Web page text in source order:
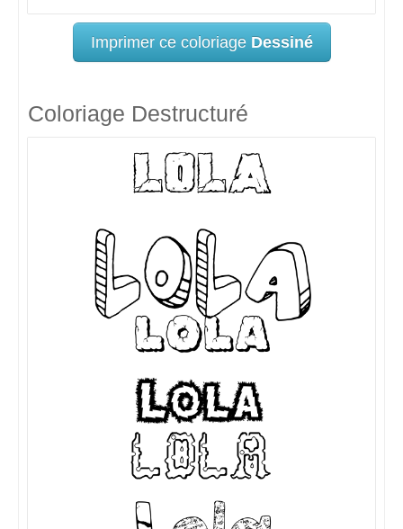
Imprimer ce coloriage Dessiné
Coloriage Destructuré